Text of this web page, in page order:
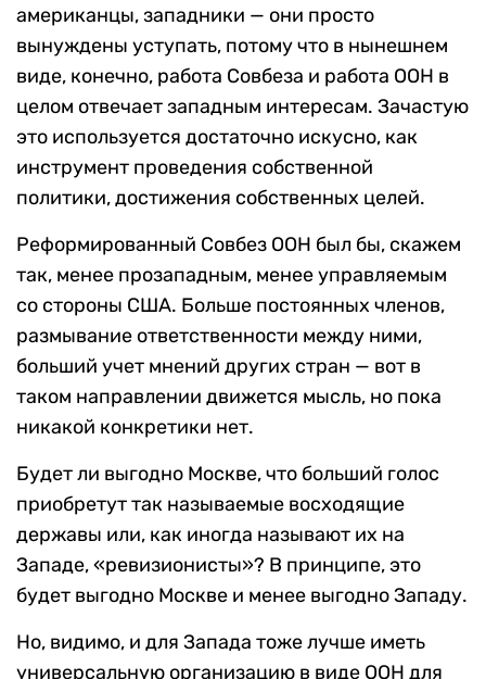
американцы, западники — они просто
вынуждены уступать, потому что в нынешнем
виде, конечно, работа Совбеза и работа ООН в
целом отвечает западным интересам. Зачастую
это используется достаточно искусно, как
инструмент проведения собственной
политики, достижения собственных целей.
Реформированный Совбез ООН был бы, скажем
так, менее прозападным, менее управляемым
со стороны США. Больше постоянных членов,
размывание ответственности между ними,
больший учет мнений других стран — вот в
таком направлении движется мысль, но пока
никакой конкретики нет.
Будет ли выгодно Москве, что больший голос
приобретут так называемые восходящие
державы или, как иногда называют их на
Западе, «ревизионисты»? В принципе, это
будет выгодно Москве и менее выгодно Западу.
Но, видимо, и для Запада тоже лучше иметь
универсальную организацию в виде ООН для